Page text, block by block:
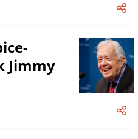
Jimmy